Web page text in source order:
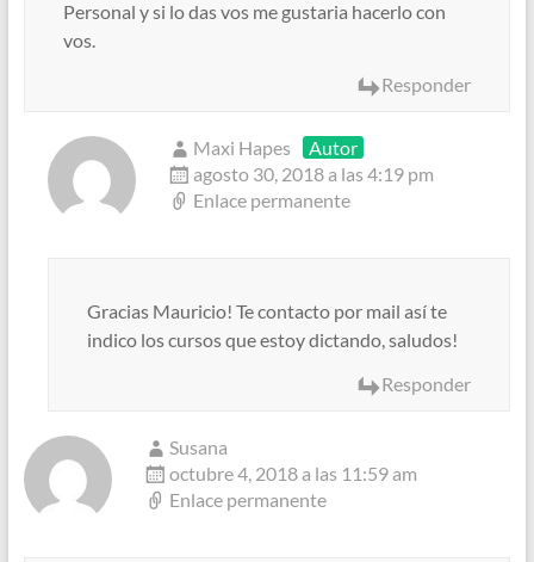
Personal y si lo das vos me gustaria hacerlo con
vos.
Responder
Maxi Hapes
Autor
agosto 30, 2018 a las 4:19 pm
Enlace permanente
Gracias Mauricio! Te contacto por mail así te
indico los cursos que estoy dictando, saludos!
Responder
Susana
octubre 4, 2018 a las 11:59 am
Enlace permanente